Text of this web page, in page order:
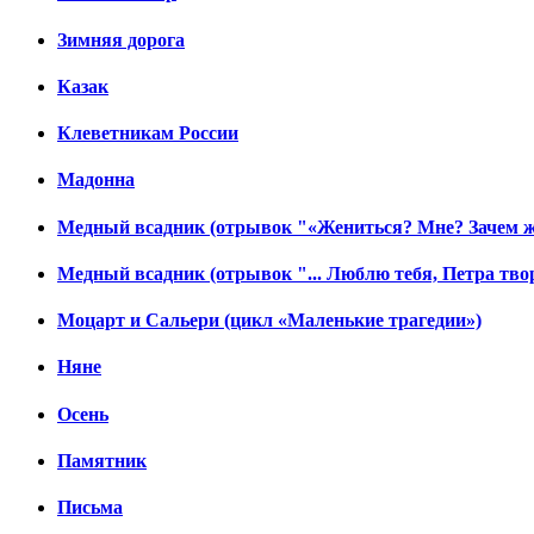
Зимняя дорога
Казак
Клеветникам России
Мадонна
Медный всадник (отрывок "«Жениться? Мне? Зачем
Медный всадник (отрывок "... Люблю тебя, Петра
Моцарт и Сальери (цикл «Маленькие трагедии»)
Няне
Осень
Памятник
Письма